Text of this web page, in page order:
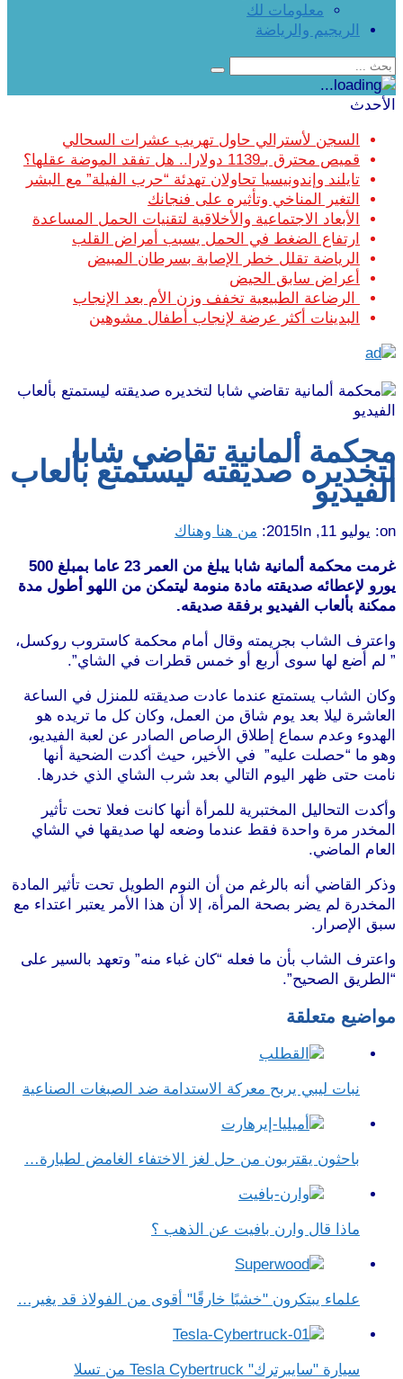
معلومات لك
الريجيم والرياضة
الأحدث
السجن لأسترالي حاول تهريب عشرات السحالي
قميص محترق بـ1139 دولارا.. هل تفقد الموضة عقلها؟
تايلند وإندونيسيا تحاولان تهدئة “حرب الفيلة” مع البشر
التغير المناخي وتأثيره على فنجانك
الأبعاد الاجتماعية والأخلاقية لتقنيات الحمل المساعدة
ارتفاع الضغط في الحمل يسبب أمراض القلب
الرياضة تقلل خطر الإصابة بسرطان المبيض
أعراض سابق الحيض
الرضاعة الطبيعية تخفف وزن الأم بعد الإنجاب
البدينات أكثر عرضة لإنجاب أطفال مشوهين
محكمة ألمانية تقاضي شابا
لتخديره صديقته ليستمتع بألعاب
الفيديو
on: يوليو 11, 2015 In: من هنا وهناك
غرمت محكمة ألمانية شابا يبلغ من العمر 23 عاما بمبلغ 500
يورو لإعطائه صديقته مادة منومة ليتمكن من اللهو أطول مدة
ممكنة بألعاب الفيديو برفقة صديقه.
واعترف الشاب بجريمته وقال أمام محكمة كاستروب روكسل،
” لم أضع لها سوى أربع أو خمس قطرات في الشاي”.
وكان الشاب يستمتع عندما عادت صديقته للمنزل في الساعة
العاشرة ليلا بعد يوم شاق من العمل، وكان كل ما تريده هو
الهدوء وعدم سماع إطلاق الرصاص الصادر عن لعبة الفيديو،
وهو ما “حصلت عليه” في الأخير، حيث أكدت الضحية أنها
نامت حتى ظهر اليوم التالي بعد شرب الشاي الذي خدرها.
وأكدت التحاليل المختبرية للمرأة أنها كانت فعلا تحت تأثير
المخدر مرة واحدة فقط عندما وضعه لها صديقها في الشاي
العام الماضي.
وذكر القاضي أنه بالرغم من أن النوم الطويل تحت تأثير المادة
المخدرة لم يضر بصحة المرأة، إلا أن هذا الأمر يعتبر اعتداء مع
سبق الإصرار.
واعترف الشاب بأن ما فعله “كان غباء منه” وتعهد بالسير على
“الطريق الصحيح”.
مواضيع متعلقة
نبات ليبي يربح معركة الاستدامة ضد الصبغات الصناعية
باحثون يقتربون من حل لغز الاختفاء الغامض لطيارة…
ماذا قال وارن بافيت عن الذهب ؟
علماء يبتكرون "خشبًا خارقًا" أقوى من الفولاذ قد يغير…
سيارة "سايبرترك" Tesla Cybertruck من تسلا